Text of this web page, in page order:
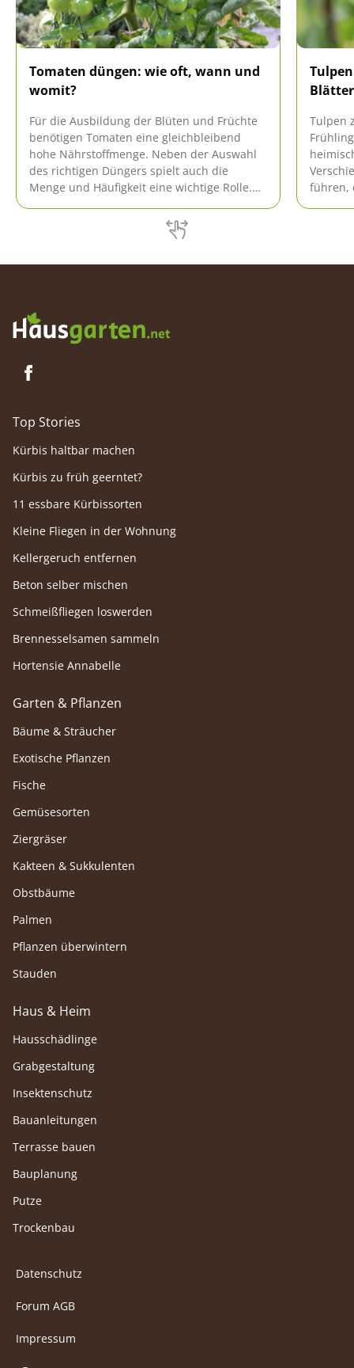
Tomaten düngen: wie oft, wann und
womit?
Für die Ausbildung der Blüten und Früchte
benötigen Tomaten eine gleichbleibend
hohe Nährstoffmenge. Neben der Auswahl
des richtigen Düngers spielt auch die
Menge und Häufigkeit eine wichtige Rolle.
optimale Dosierung hierzu finden Sie hier.
Tulpen
führen,
Top Stories
Kürbis haltbar machen
Kürbis zu früh geerntet?
11 essbare Kürbissorten
Kleine Fliegen in der Wohnung
Kellergeruch entfernen
Beton selber mischen
Schmeißfliegen loswerden
Brennesselsamen sammeln
Hortensie Annabelle
Garten & Pflanzen
Bäume & Sträucher
Exotische Pflanzen
Fische
Gemüsesorten
Ziergräser
Kakteen & Sukkulenten
Obstbäume
Palmen
Pflanzen überwintern
Stauden
Haus & Heim
Hausschädlinge
Grabgestaltung
Insektenschutz
Bauanleitungen
Terrasse bauen
Bauplanung
Putze
Trockenbau
Datenschutz
Forum AGB
Impressum